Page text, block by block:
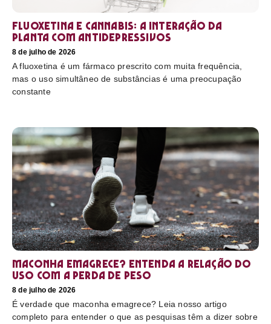
Fluoxetina e Cannabis: a interação da
planta com antidepressivos
8 de julho de 2026
A fluoxetina é um fármaco prescrito com muita frequência,
mas o uso simultâneo de substâncias é uma preocupação
constante
Maconha emagrece? Entenda a relação do
uso com a perda de peso
8 de julho de 2026
É verdade que maconha emagrece? Leia nosso artigo
completo para entender o que as pesquisas têm a dizer sobre